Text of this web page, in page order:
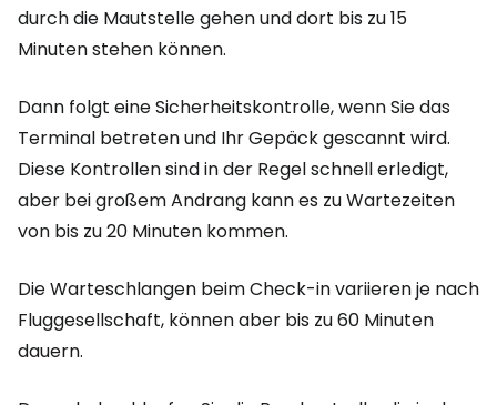
durch die Mautstelle gehen und dort bis zu 15
Minuten stehen können.
Dann folgt eine Sicherheitskontrolle, wenn Sie das
Terminal betreten und Ihr Gepäck gescannt wird.
Diese Kontrollen sind in der Regel schnell erledigt,
aber bei großem Andrang kann es zu Wartezeiten
von bis zu 20 Minuten kommen.
Die Warteschlangen beim Check-in variieren je nach
Fluggesellschaft, können aber bis zu 60 Minuten
dauern.